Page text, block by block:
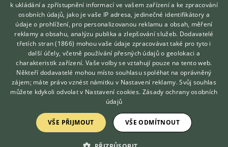
Prodám Welsh part bred - Prodám roční WPBR kobylku, otec:
WMP hřebcem Ysselvliedts Salvatore z Holandska. Matka: WPBR
Viki. Předpoklad v dospělosti cca 125cm. Moc hodná a
kontaktní. Zvyklá na děti, ve...
2.8.2026 15:37
Praha, okr. Hlavní město Praha
kudiball... 50×
Zobrazit více inzerátů (74)
Hledáte zvířecího kamaráda?
Zdarma vám poradí
VETERINÁŘ ONLINE
KONZULTOVAT S
VETERINÁŘEM
k ukládání a zpřístupnění informací ve vašem zařízení a ke zpracování
osobních údajů, jako je vaše IP adresa, jedinečné identifikátory a
údaje o prohlížení, pro personalizovanou reklamu a obsah, měření
reklamy a obsahu, analýzu publika a zlepšování služeb. Dodavatelé
třetích stran (1866) mohou vaše údaje zpracovávat také pro tyto i
další účely, včetně používání přesných údajů o geolokaci a
charakteristik zařízení. Vaše volby se vztahují pouze na tento web.
Někteří dodavatelé mohou místo souhlasu spoléhat na oprávněný
zájem; máte právo vznést námitku v Nastavení reklamy. Svůj souhlas
můžete kdykoli odvolat v Nastavení cookies. Zásady ochrany osobních
údajů
VŠE PŘIJMOUT VŠE ODMÍTNOUT